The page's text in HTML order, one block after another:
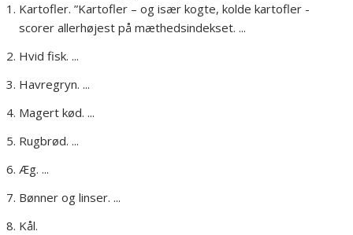
Kartofler. ”Kartofler – og især kogte, kolde kartofler -
scorer allerhøjest på mæthedsindekset. ...
Hvid fisk. ...
Havregryn. ...
Magert kød. ...
Rugbrød. ...
Æg. ...
Bønner og linser. ...
Kål.